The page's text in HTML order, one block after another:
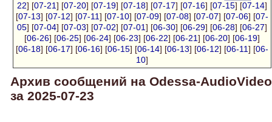
22] [07-21] [07-20] [07-19] [07-18] [07-17] [07-16] [07-15] [07-14]
[07-13] [07-12] [07-11] [07-10] [07-09] [07-08] [07-07] [07-06] [07-
05] [07-04] [07-03] [07-02] [07-01] [06-30] [06-29] [06-28] [06-27]
[06-26] [06-25] [06-24] [06-23] [06-22] [06-21] [06-20] [06-19]
[06-18] [06-17] [06-16] [06-15] [06-14] [06-13] [06-12] [06-11] [06-
10]
Архив сообщений на Odessa-AudioVideo
за 2025-07-23